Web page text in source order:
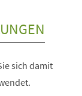
sich damit